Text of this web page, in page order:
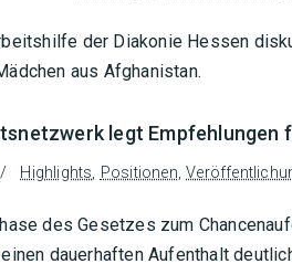
der Diakonie Hessen
aus Afghanistan.
legt
Highlights, Positionen,
des Gesetzes zum
dauerhaften Aufenthalt